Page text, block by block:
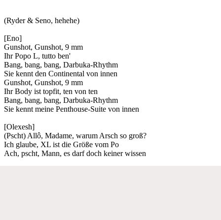
(Ryder & Seno, hehehe)
[Eno]
Gunshot, Gunshot, 9 mm
Ihr Popo L, tutto ben'
Bang, bang, bang, Darbuka-Rhythm
Sie kennt den Continental von innen
Gunshot, Gunshot, 9 mm
Ihr Body ist topfit, ten von ten
Bang, bang, bang, Darbuka-Rhythm
Sie kennt meine Penthouse-Suite von innen
[Olexesh]
(Pscht) Allô, Madame, warum Arsch so groß?
Ich glaube, XL ist die Größe vom Po
Ach, pscht, Mann, es darf doch keiner wissen